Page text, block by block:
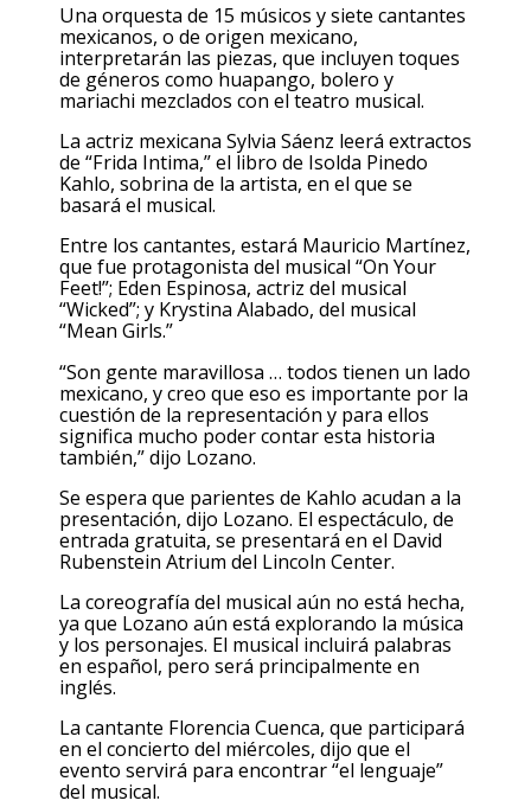
Una orquesta de 15 músicos y siete cantantes
mexicanos, o de origen mexicano,
interpretarán las piezas, que incluyen toques
de géneros como huapango, bolero y
mariachi mezclados con el teatro musical.
La actriz mexicana Sylvia Sáenz leerá extractos
de “Frida Intima,” el libro de Isolda Pinedo
Kahlo, sobrina de la artista, en el que se
basará el musical.
Entre los cantantes, estará Mauricio Martínez,
que fue protagonista del musical “On Your
Feet!”; Eden Espinosa, actriz del musical
“Wicked”; y Krystina Alabado, del musical
“Mean Girls.”
“Son gente maravillosa … todos tienen un lado
mexicano, y creo que eso es importante por la
cuestión de la representación y para ellos
significa mucho poder contar esta historia
también,” dijo Lozano.
Se espera que parientes de Kahlo acudan a la
presentación, dijo Lozano. El espectáculo, de
entrada gratuita, se presentará en el David
Rubenstein Atrium del Lincoln Center.
La coreografía del musical aún no está hecha,
ya que Lozano aún está explorando la música
y los personajes. El musical incluirá palabras
en español, pero será principalmente en
inglés.
La cantante Florencia Cuenca, que participará
en el concierto del miércoles, dijo que el
evento servirá para encontrar “el lenguaje”
del musical.